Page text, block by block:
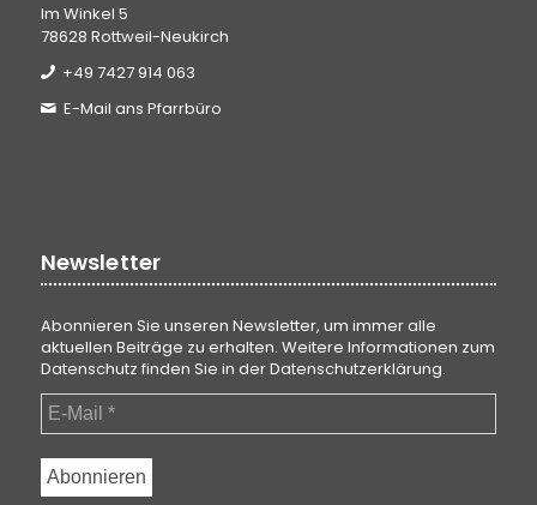
Im Winkel 5
78628 Rottweil-Neukirch
+49 7427 914 063
E-Mail ans Pfarrbüro
Newsletter
Abonnieren Sie unseren Newsletter, um immer alle
aktuellen Beiträge zu erhalten. Weitere Informationen zum
Datenschutz finden Sie in derDatenschutzerklärung.